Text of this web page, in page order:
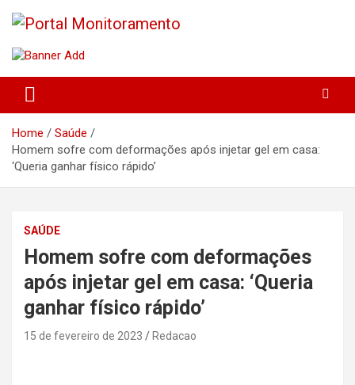
Portal Monitoramento
Home
Saúde
Homem sofre com deformações após injetar gel em casa:
‘Queria ganhar físico rápido’
SAÚDE
Homem sofre com deformações
após injetar gel em casa: ‘Queria
ganhar físico rápido’
15 de fevereiro de 2023 Redacao